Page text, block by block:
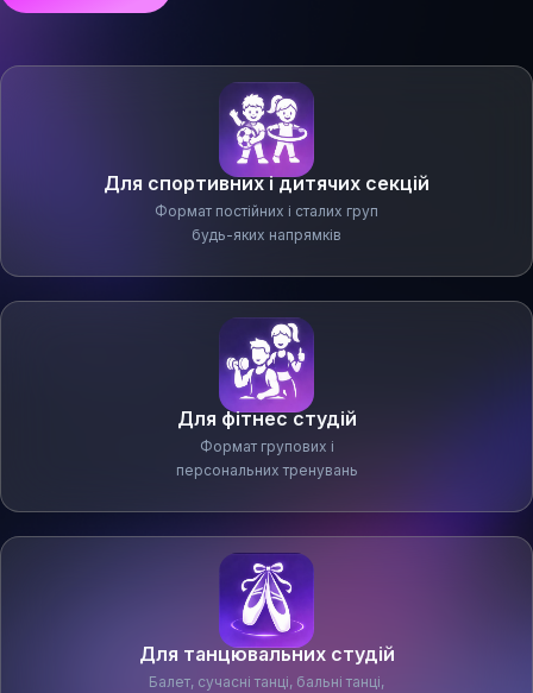
Для спортивних і дитячих секцій
Формат постійних і сталих груп
будь-яких напрямків
Для фітнес студій
Формат групових і
персональних тренувань
Для танцювальних студій
Балет, сучасні танці, бальні танці,